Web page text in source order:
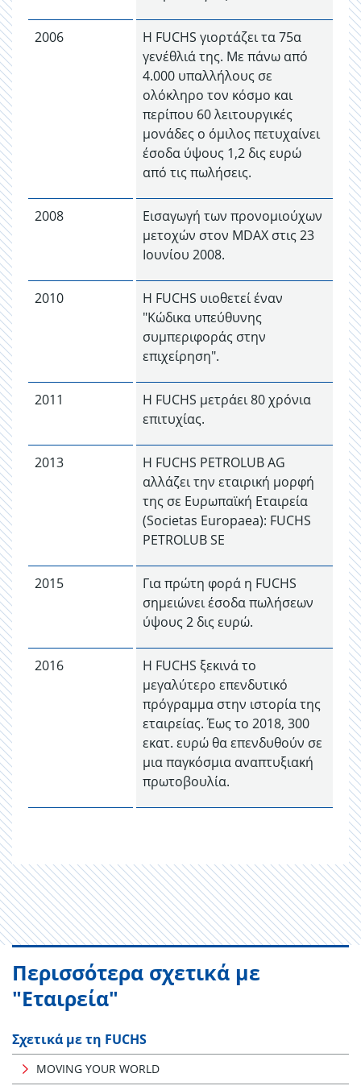
2006
Η FUCHS γιορτάζει τα 75α
γενέθλιά της. Με πάνω από
4.000 υπαλλήλους σε
ολόκληρο τον κόσμο και
περίπου 60 λειτουργικές
μονάδες ο όμιλος πετυχαίνει
έσοδα ύψους 1,2 δις ευρώ
από τις πωλήσεις.
2008
Εισαγωγή των προνομιούχων
μετοχών στον MDAX στις 23
Ιουνίου 2008.
2010
Η FUCHS υιοθετεί έναν
"Κώδικα υπεύθυνης
συμπεριφοράς στην
επιχείρηση".
2011
Η FUCHS μετράει 80 χρόνια
επιτυχίας.
2013
Η FUCHS PETROLUB AG
αλλάζει την εταιρική μορφή
της σε Ευρωπαϊκή Εταιρεία
(Societas Europaea): FUCHS
PETROLUB SE
2015
Για πρώτη φορά η FUCHS
σημειώνει έσοδα πωλήσεων
ύψους 2 δις ευρώ.
2016
Η FUCHS ξεκινά το
μεγαλύτερο επενδυτικό
πρόγραμμα στην ιστορία της
εταιρείας. Έως το 2018, 300
εκατ. ευρώ θα επενδυθούν σε
μια παγκόσμια αναπτυξιακή
πρωτοβουλία.
Περισσότερα σχετικά με
"Εταιρεία"
Σχετικά με τη FUCHS
MOVING YOUR WORLD